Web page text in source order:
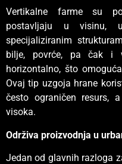
Vertikalne farme su
postavljaju u visinu,
specijaliziranim
bilje, povrće, pa čak i
horizontalno, što
Ovaj tip uzgoja hrane
često ograničen resurs,
visoka.
Održiva proizvodnja u
Jedan od glavnih razloga